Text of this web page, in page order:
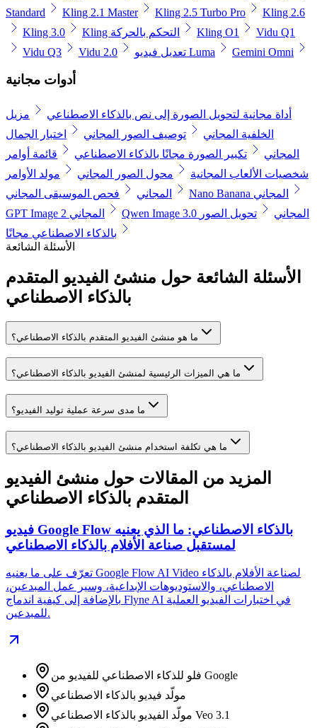
Standard
Kling 2.1 Master Kling 2.5 Turbo Pro
Kling 2.6
Kling 3.0
Kling التحكم بالحركة Kling O1
Vidu Q1
Vidu Q3
Vidu 2.0 تعديل فيديو Luma Gemini Omni
أدوات مجانية
أداة مجانية لتحويل الصورة إلى نص بالذكاء الاصطناعي
مزيل
الخلفية المجاني
توصيف الصور المجاني
اختبار الجمال
المجاني
تكبير الصورة مجانًا بالذكاء الاصطناعي
قائمة أوامر
شخصيات الألعاب المجانية
محول الصور المجاني
مولد الأوامر
المجاني
فحص الموسيقى المجاني
Nano Banana المجاني
GPT Image 2 المجاني
Qwen Image 3.0 المجاني
تحويل الصور
بالذكاء الاصطناعي مجانًا
الأسئلة الشائعة
الأسئلة الشائعة حول منشئ الفيديو المتقدم
بالذكاء الاصطناعي
ما هو منشئ الفيديو المتقدم بالذكاء الاصطناعي؟
ما هي الميزات الرئيسية لمنشئ الفيديو بالذكاء الاصطناعي؟
ما مدى سرعة عملية توليد الفيديو؟
ما هي تكلفة استخدام منشئ الفيديو بالذكاء الاصطناعي؟
المزيد من المقالات حول منشئ الفيديو
المتقدم بالذكاء الاصطناعي
فيديو Google Flow بالذكاء الاصطناعي: ما الذي يعنيه
لمستقبل صناعة الأفلام بالذكاء الاصطناعي
تعرّف على ما يعنيه Google Flow AI Video لصناعة الأفلام بالذكاء
الاصطناعي، والاستوديوهات الإبداعية، وسير عمل المبدعين،
بالإضافة إلى كيفية اندماج Flyne AI في اختبارات الفيديو العملية
للمبدعين.
فلو للذكاء الاصطناعي للفيديو من Google
مولّد فيديو بالذكاء الاصطناعي
مولّد الفيديو بالذكاء الاصطناعي Veo 3.1